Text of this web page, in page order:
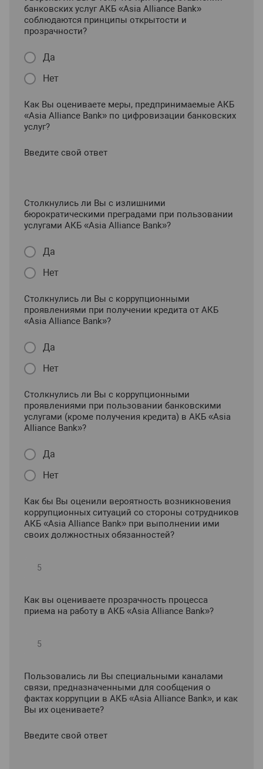
банковских услуг АКБ «Asia Alliance Bank»
соблюдаются принципы открытости и
прозрачности?
Да
Нет
Как Вы оцениваете меры, предпринимаемые АКБ
«Asia Alliance Bank» по цифровизации банковских
услуг?
Введите свой ответ
Столкнулись ли Вы с излишними
бюрократическими преградами при пользовании
услугами АКБ «Asia Alliance Bank»?
Да
Нет
Столкнулись ли Вы с коррупционными
проявлениями при получении кредита от АКБ
«Asia Alliance Bank»?
Да
Нет
Столкнулись ли Вы с коррупционными
проявлениями при пользовании банковскими
услугами (кроме получения кредита) в АКБ «Asia
Alliance Bank»?
Да
Нет
Как бы Вы оценили вероятность возникновения
коррупционных ситуаций со стороны сотрудников
АКБ «Asia Alliance Bank» при выполнении ими
своих должностных обязанностей?
Как вы оцениваете прозрачность процесса
приема на работу в АКБ «Asia Alliance Bank»?
Пользовались ли Вы специальными каналами
связи, предназначенными для сообщения о
фактах коррупции в АКБ «Asia Alliance Bank», и как
Вы их оцениваете?
Введите свой ответ